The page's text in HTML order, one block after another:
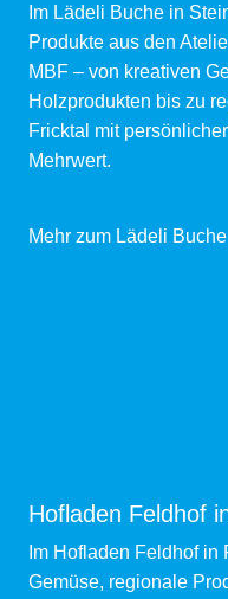
Im Lädeli Buche in
Produkte aus den
MBF – von kreativen
Holzprodukten bis zu
Fricktal mit
Mehrwert.
Mehr zum Lädeli Buche
Hofladen Feldhof
Im Hofladen Feldhof
Gemüse, regionale